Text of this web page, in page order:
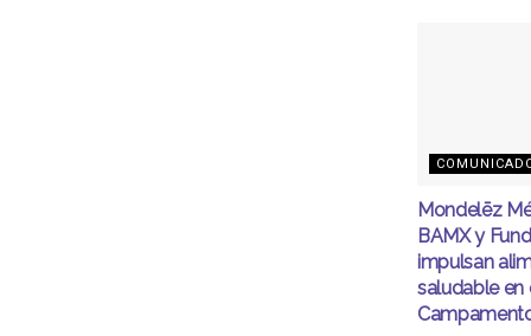
Mondelēz
BAMX y
impulsan
saludable en